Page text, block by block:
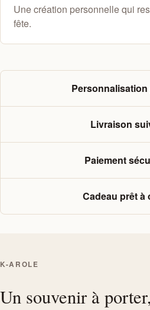
Une création personnelle qui
fête.
Livraison
Paiement
Cadeau prêt à
K-AROLE
Un souvenir à